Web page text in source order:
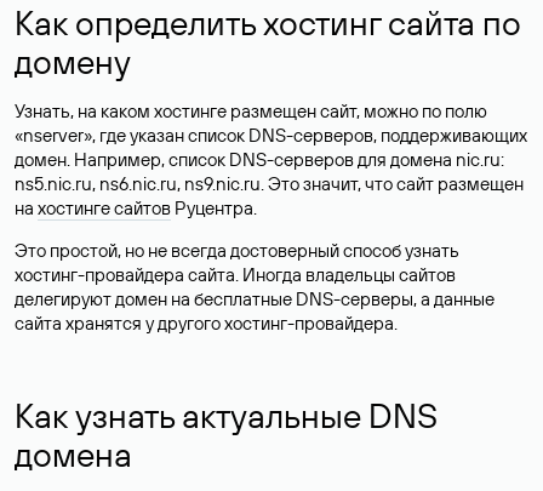
Как определить хостинг сайта по
домену
Узнать, на каком хостинге размещен сайт, можно по полю
«nserver», где указан список DNS-серверов, поддерживающих
домен. Например, список DNS-серверов для домена nic.ru:
ns5.nic.ru, ns6.nic.ru, ns9.nic.ru. Это значит, что сайт размещен
на хостинге сайтов Руцентра.
Это простой, но не всегда достоверный способ узнать
хостинг-провайдера сайта. Иногда владельцы сайтов
делегируют домен на бесплатные DNS-серверы, а данные
сайта хранятся у другого хостинг-провайдера.
Как узнать актуальные DNS
домена